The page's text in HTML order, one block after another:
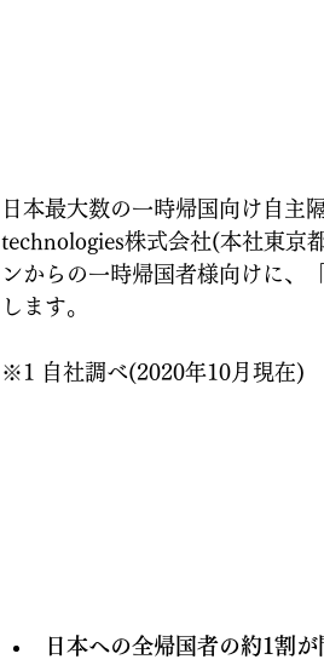
日本最大数の一時帰国向け自
technologies株式会社(本社東京
ンからの一時帰国者様向けに、
します。
※1 自社調べ(2020年10月現在)
日本への全帰国者の約1割